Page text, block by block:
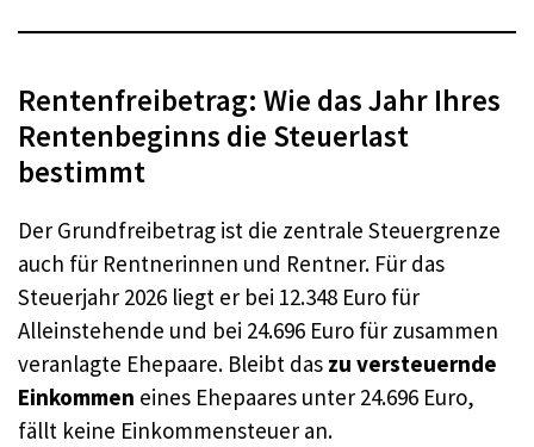
Rentenfreibetrag: Wie das Jahr Ihres
Rentenbeginns die Steuerlast
bestimmt
Der Grundfreibetrag ist die zentrale Steuergrenze
auch für Rentnerinnen und Rentner. Für das
Steuerjahr 2026 liegt er bei 12.348 Euro für
Alleinstehende und bei 24.696 Euro für zusammen
veranlagte Ehepaare. Bleibt das zu versteuernde
Einkommen eines Ehepaares unter 24.696 Euro,
fällt keine Einkommensteuer an.